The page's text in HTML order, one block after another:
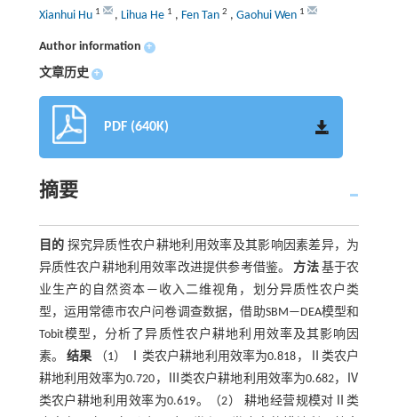
Xianhui Hu 1 , Lihua He 1 , Fen Tan 2 , Gaohui Wen 1
Author information +
文章历史 +
PDF (640K)
摘要
目的 探究异质性农户耕地利用效率及其影响因素差异，为
异质性农户耕地利用效率改进提供参考借鉴。方法基于农
业生产的自然资本—收入二维视角，划分异质性农户类
型，运用常德市农户问卷调查数据，借助SBM—DEA模型和
Tobit模型，分析了异质性农户耕地利用效率及其影响因
素。结果 （1） Ⅰ类农户耕地利用效率为0.818，Ⅱ类农户
耕地利用效率为0.720，Ⅲ类农户耕地利用效率为0.682，Ⅳ
类农户耕地利用效率为0.619。（2） 耕地经营规模对Ⅱ类